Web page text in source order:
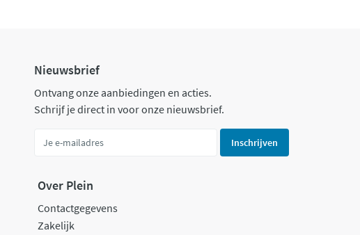
Nieuwsbrief
Ontvang onze aanbiedingen en acties.
Schrijf je direct in voor onze nieuwsbrief.
Inschrijven
Over Plein
Contactgegevens
Zakelijk